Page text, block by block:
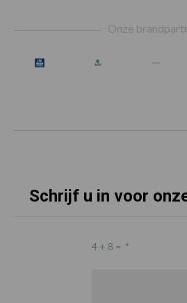
Onze
Schrijf u in voor
4 + 8 = *